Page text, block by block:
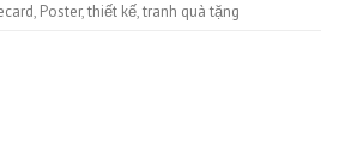
, Poster,thiết kế,tranh quà tặng